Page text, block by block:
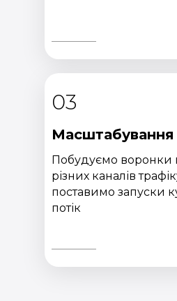
Масштабування
03
Побудуємо воронки
різних каналів
поставимо запуски
потік